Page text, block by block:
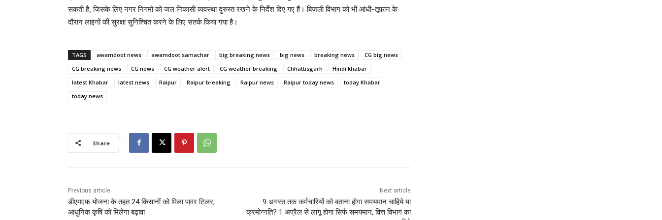
सकती है, जिसके लिए नगर निगमों को जल निकासी व्यवस्था दुरुस्त रखने के निर्देश दिए गए हैं। बिजली विभाग को भी आंधी-तूफान के
दौरान लाइनों की सुरक्षा सुनिश्चित करने के लिए सतर्क किया गया है।
TAGS awamdoot news awamdoot samachar big breaking news big news breaking news
CG big news
CG breaking news
CG news CG weather alert CG weather breaking Chhattisgarh
Hindi khabar
latest Khabar
latest news Raipur Raipur breaking Raipur news Raipur today news
today Khabar
today news
Share
Previous article
डीएमएफ योजना के तहत 24 किसानों को मिला पावर टिलर,
आधुनिक कृषि को मिलेगा बढ़ावा
Next article
9 अगस्त तक कर्मचारियों को बताना होगा समयमान चाहिये या
क्रमोन्नति? 1 अप्रैल से लागू होगा सिर्फ समयमान, वित्त विभाग का